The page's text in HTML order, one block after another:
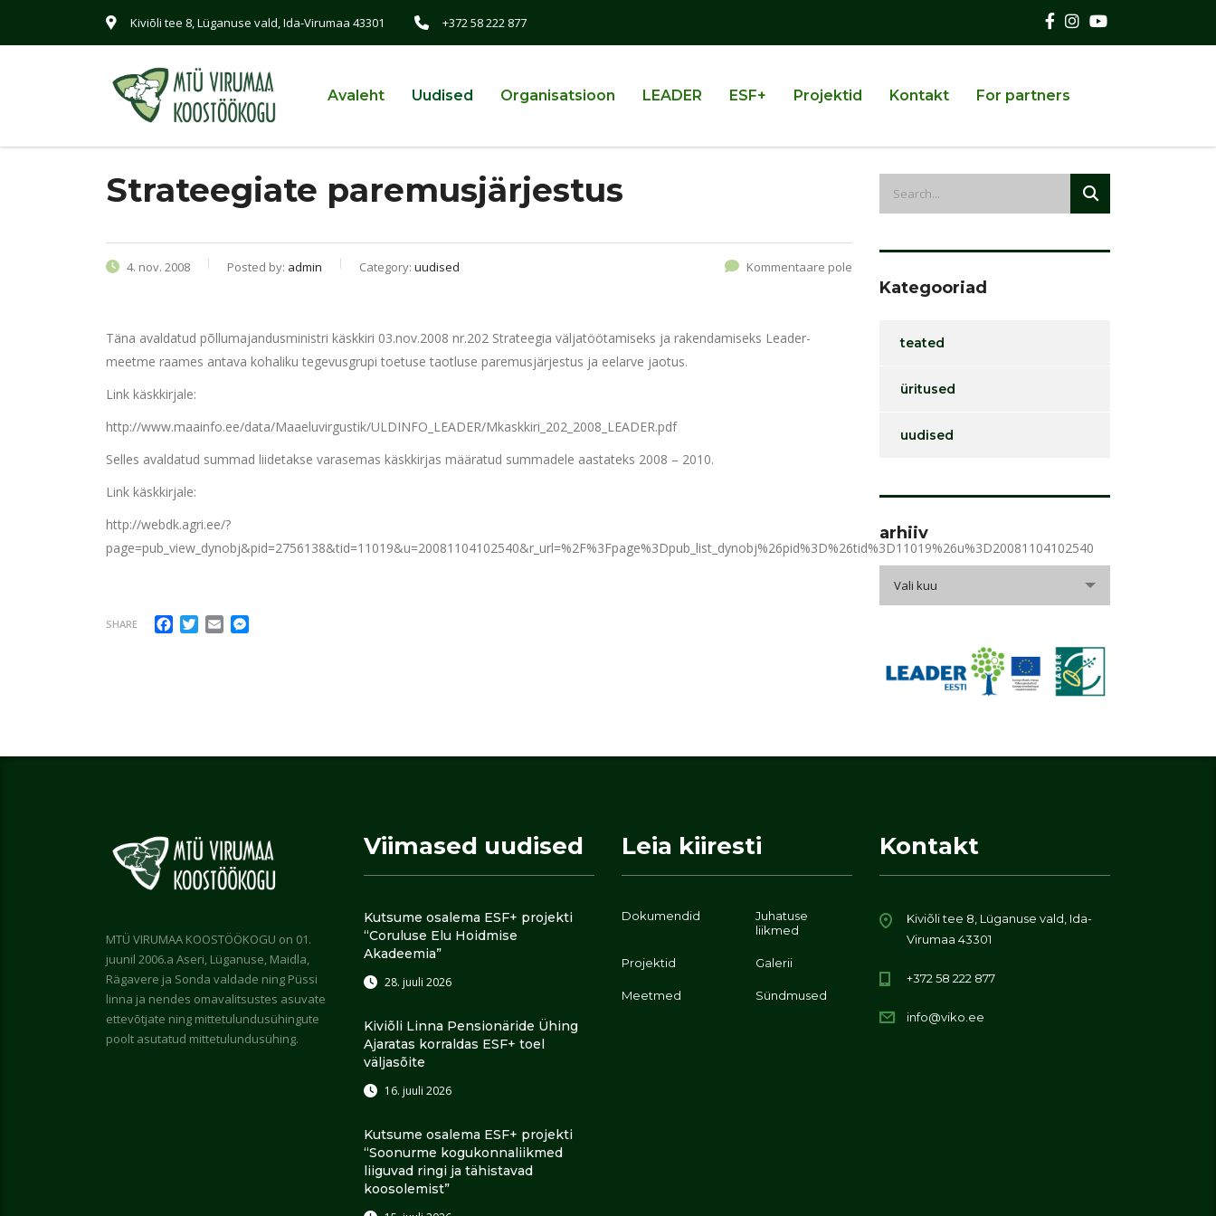
Kiviõli tee 8, Lüganuse vald, Ida-Virumaa 43301 +372 58 222 877
Avaleht Uudised Organisatsioon LEADER ESF+ Projektid Kontakt For partners
Strateegiate paremusjärjestus
4. nov. 2008 Posted by: admin Category: uudised Kommentaare pole
Täna avaldatud põllumajandusministri käskkiri 03.nov.2008 nr.202 Strateegia väljatöötamiseks ja rakendamiseks Leader-
meetme raames antava kohaliku tegevusgrupi toetuse taotluse paremusjärjestus ja eelarve jaotus.
Link käskkirjale:
http://www.maainfo.ee/data/Maaeluvirgustik/ULDINFO_LEADER/Mkaskkiri_202_2008_LEADER.pdf
Selles avaldatud summad liidetakse varasemas käskkirjas määratud summadele aastateks 2008 – 2010.
Link käskkirjale:
http://webdk.agri.ee/?
page=pub_view_dynobj&pid=2756138&tid=11019&u=20081104102540&r_url=%2F%3Fpage%3Dpub_list_dynobj%26pid%3D%26tid%3D11019%26u%3D20081104102540
SHARE Facebook
Twitter
Email
Kategooriad
teated
üritused
uudised
arhiiv
Vali kuu
MTÜ VIRUMAA KOOSTÖÖKOGU on 01.
juunil 2006.a Aseri, Lüganuse, Maidla,
Rägavere ja Sonda valdade ning Püssi
linna ja nendes omavalitsustes asuvate
ettevõtjate ning mittetulundusühingute
poolt asutatud mittetulundusühing.
Viimased uudised
Kutsume osalema ESF+ projekti
“Coruluse Elu Hoidmise
Akadeemia”
28. juuli 2026
Kiviõli Linna Pensionäride Ühing
Ajaratas korraldas ESF+ toel
väljasõite
16. juuli 2026
Kutsume osalema ESF+ projekti
“Soonurme kogukonnaliikmed
liiguvad ringi ja tähistavad
koosolemist”
Leia kiiresti
Dokumendid
Juhatuse
liikmed
Projektid Galerii
Meetmed Sündmused
Kontakt
Kiviõli tee 8, Lüganuse vald, Ida-
Virumaa 43301
+372 58 222 877
info@viko.ee